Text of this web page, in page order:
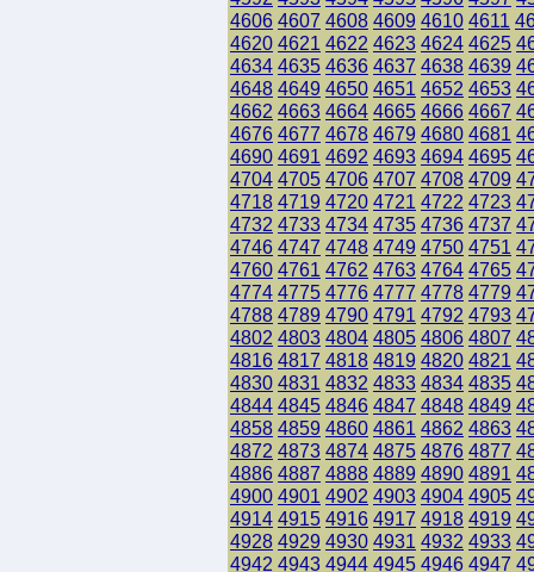
4606 4607 4608 4609 4610 4611
4620 4621 4622 4623 4624 4625
4634 4635 4636 4637 4638 4639
4648 4649 4650 4651 4652 4653
4662 4663 4664 4665 4666 4667
4676 4677 4678 4679 4680 4681
4690 4691 4692 4693 4694 4695
4704 4705 4706 4707 4708 4709
4718 4719 4720 4721 4722 4723
4732 4733 4734 4735 4736 4737
4746 4747 4748 4749 4750 4751
4760 4761 4762 4763 4764 4765
4774 4775 4776 4777 4778 4779
4788 4789 4790 4791 4792 4793
4802 4803 4804 4805 4806 4807
4816 4817 4818 4819 4820 4821
4830 4831 4832 4833 4834 4835
4844 4845 4846 4847 4848 4849
4858 4859 4860 4861 4862 4863
4872 4873 4874 4875 4876 4877
4886 4887 4888 4889 4890 4891
4900 4901 4902 4903 4904 4905
4914 4915 4916 4917 4918 4919
4928 4929 4930 4931 4932 4933
4942 4943 4944 4945 4946 4947